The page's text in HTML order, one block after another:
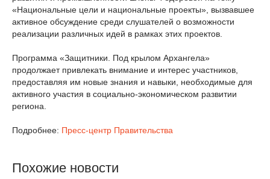
«Национальные цели и национальные проекты», вызвавшее
активное обсуждение среди слушателей о возможности
реализации различных идей в рамках этих проектов.
Программа «Защитники. Под крылом Архангела»
продолжает привлекать внимание и интерес участников,
предоставляя им новые знания и навыки, необходимые для
активного участия в социально-экономическом развитии
региона.
Подробнее: Пресс-центр Правительства
Похожие новости